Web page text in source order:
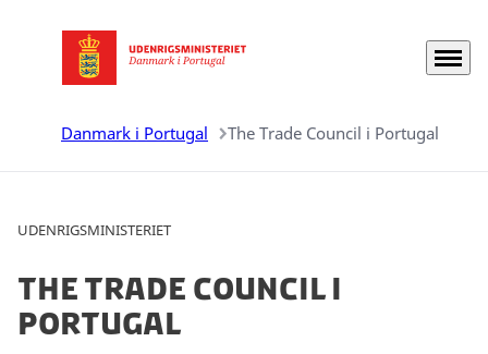
Gå til forsiden Menu
Danmark i Portugal The Trade Council i Portugal
UDENRIGSMINISTERIET
The Trade Council i
Portugal